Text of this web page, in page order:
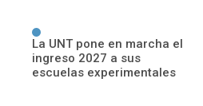
La UNT pone en marcha el
ingreso 2027 a sus
escuelas experimentales